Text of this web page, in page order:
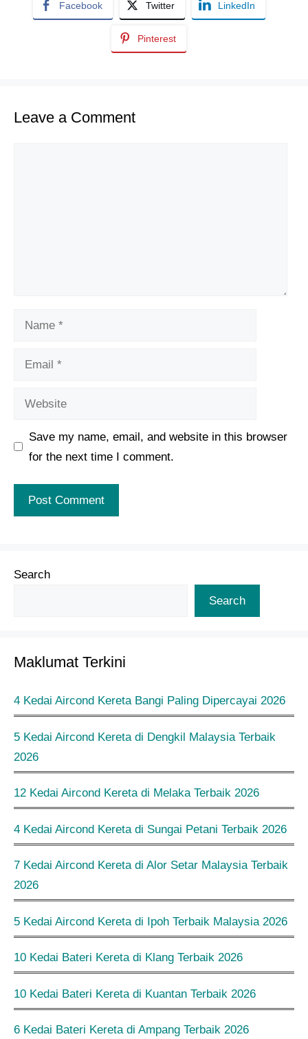
Facebook Twitter LinkedIn
Pinterest
Leave a Comment
Name
Email
Website
Save my name, email, and website in this browser
for the next time I comment.
Search
Search
Maklumat Terkini
4 Kedai Aircond Kereta Bangi Paling Dipercayai 2026
5 Kedai Aircond Kereta di Dengkil Malaysia Terbaik
2026
12 Kedai Aircond Kereta di Melaka Terbaik 2026
4 Kedai Aircond Kereta di Sungai Petani Terbaik 2026
7 Kedai Aircond Kereta di Alor Setar Malaysia Terbaik
2026
5 Kedai Aircond Kereta di Ipoh Terbaik Malaysia 2026
10 Kedai Bateri Kereta di Klang Terbaik 2026
10 Kedai Bateri Kereta di Kuantan Terbaik 2026
6 Kedai Bateri Kereta di Ampang Terbaik 2026